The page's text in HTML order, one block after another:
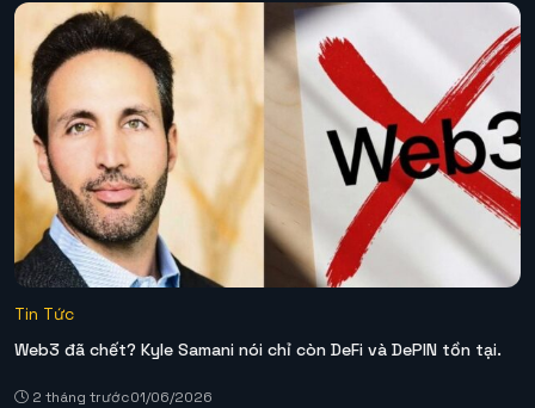
Tin Tức
Web3 đã chết? Kyle Samani nói chỉ còn DeFi và DePIN tồn tại.
2 tháng trước01/06/2026